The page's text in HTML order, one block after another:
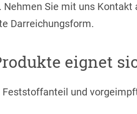
Sie mit uns
Darreichungsform.
eignet
und